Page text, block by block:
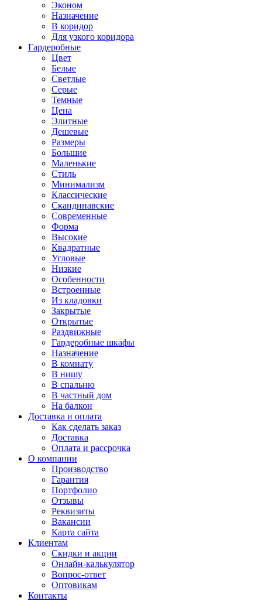
Эконом
Назначение
В коридор
Для узкого коридора
Гардеробные
Цвет
Белые
Светлые
Серые
Темные
Цена
Элитные
Дешевые
Размеры
Большие
Маленькие
Стиль
Минимализм
Классические
Скандинавские
Современные
Форма
Высокие
Квадратные
Угловые
Низкие
Особенности
Встроенные
Из кладовки
Закрытые
Открытые
Раздвижные
Гардеробные шкафы
Назначение
В комнату
В нишу
В спальню
В частный дом
На балкон
Доставка и оплата
Как сделать заказ
Доставка
Оплата и рассрочка
О компании
Производство
Гарантия
Портфолио
Отзывы
Реквизиты
Вакансии
Карта сайта
Клиентам
Скидки и акции
Онлайн-калькулятор
Вопрос-ответ
Оптовикам
Контакты